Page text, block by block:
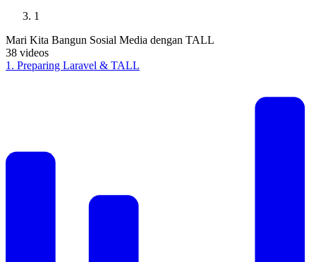
1
Mari Kita Bangun Sosial Media dengan TALL
38 videos
1 . Preparing Laravel & TALL